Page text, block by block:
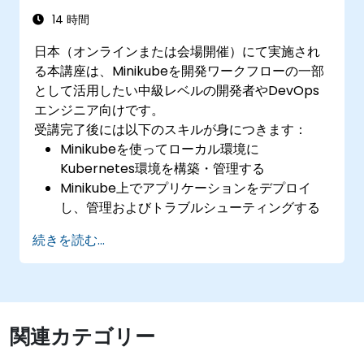
14 時間
日本（オンラインまたは会場開催）にて実施され
る本講座は、Minikubeを開発ワークフローの一部
として活用したい中級レベルの開発者やDevOps
エンジニア向けです。
受講完了後には以下のスキルが身につきます：
Minikubeを使ってローカル環境に
Kubernetes環境を構築・管理する
Minikube上でアプリケーションをデプロイ
し、管理およびトラブルシューティングする
CI/CDパイプラインへMinikubeを統合する手
法を理解する
きる
ローカルでのKubernetes開発に関するベス
トプラクティスが実践可能になる
続きを読む...
関連カテゴリー